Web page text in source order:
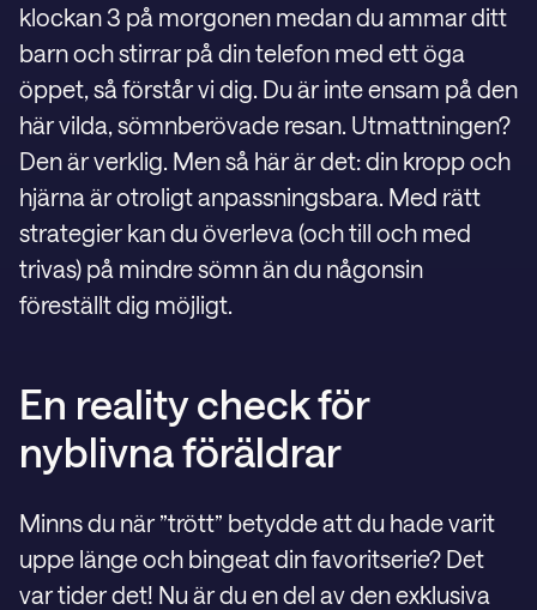
klockan 3 på morgonen medan du ammar ditt
barn och stirrar på din telefon med ett öga
öppet, så förstår vi dig. Du är inte ensam på den
här vilda, sömnberövade resan. Utmattningen?
Den är verklig. Men så här är det: din kropp och
hjärna är otroligt anpassningsbara. Med rätt
strategier kan du överleva (och till och med
trivas) på mindre sömn än du någonsin
föreställt dig möjligt.
En reality check för
nyblivna föräldrar
Minns du när ”trött” betydde att du hade varit
uppe länge och bingeat din favoritserie? Det
var tider det! Nu är du en del av den exklusiva